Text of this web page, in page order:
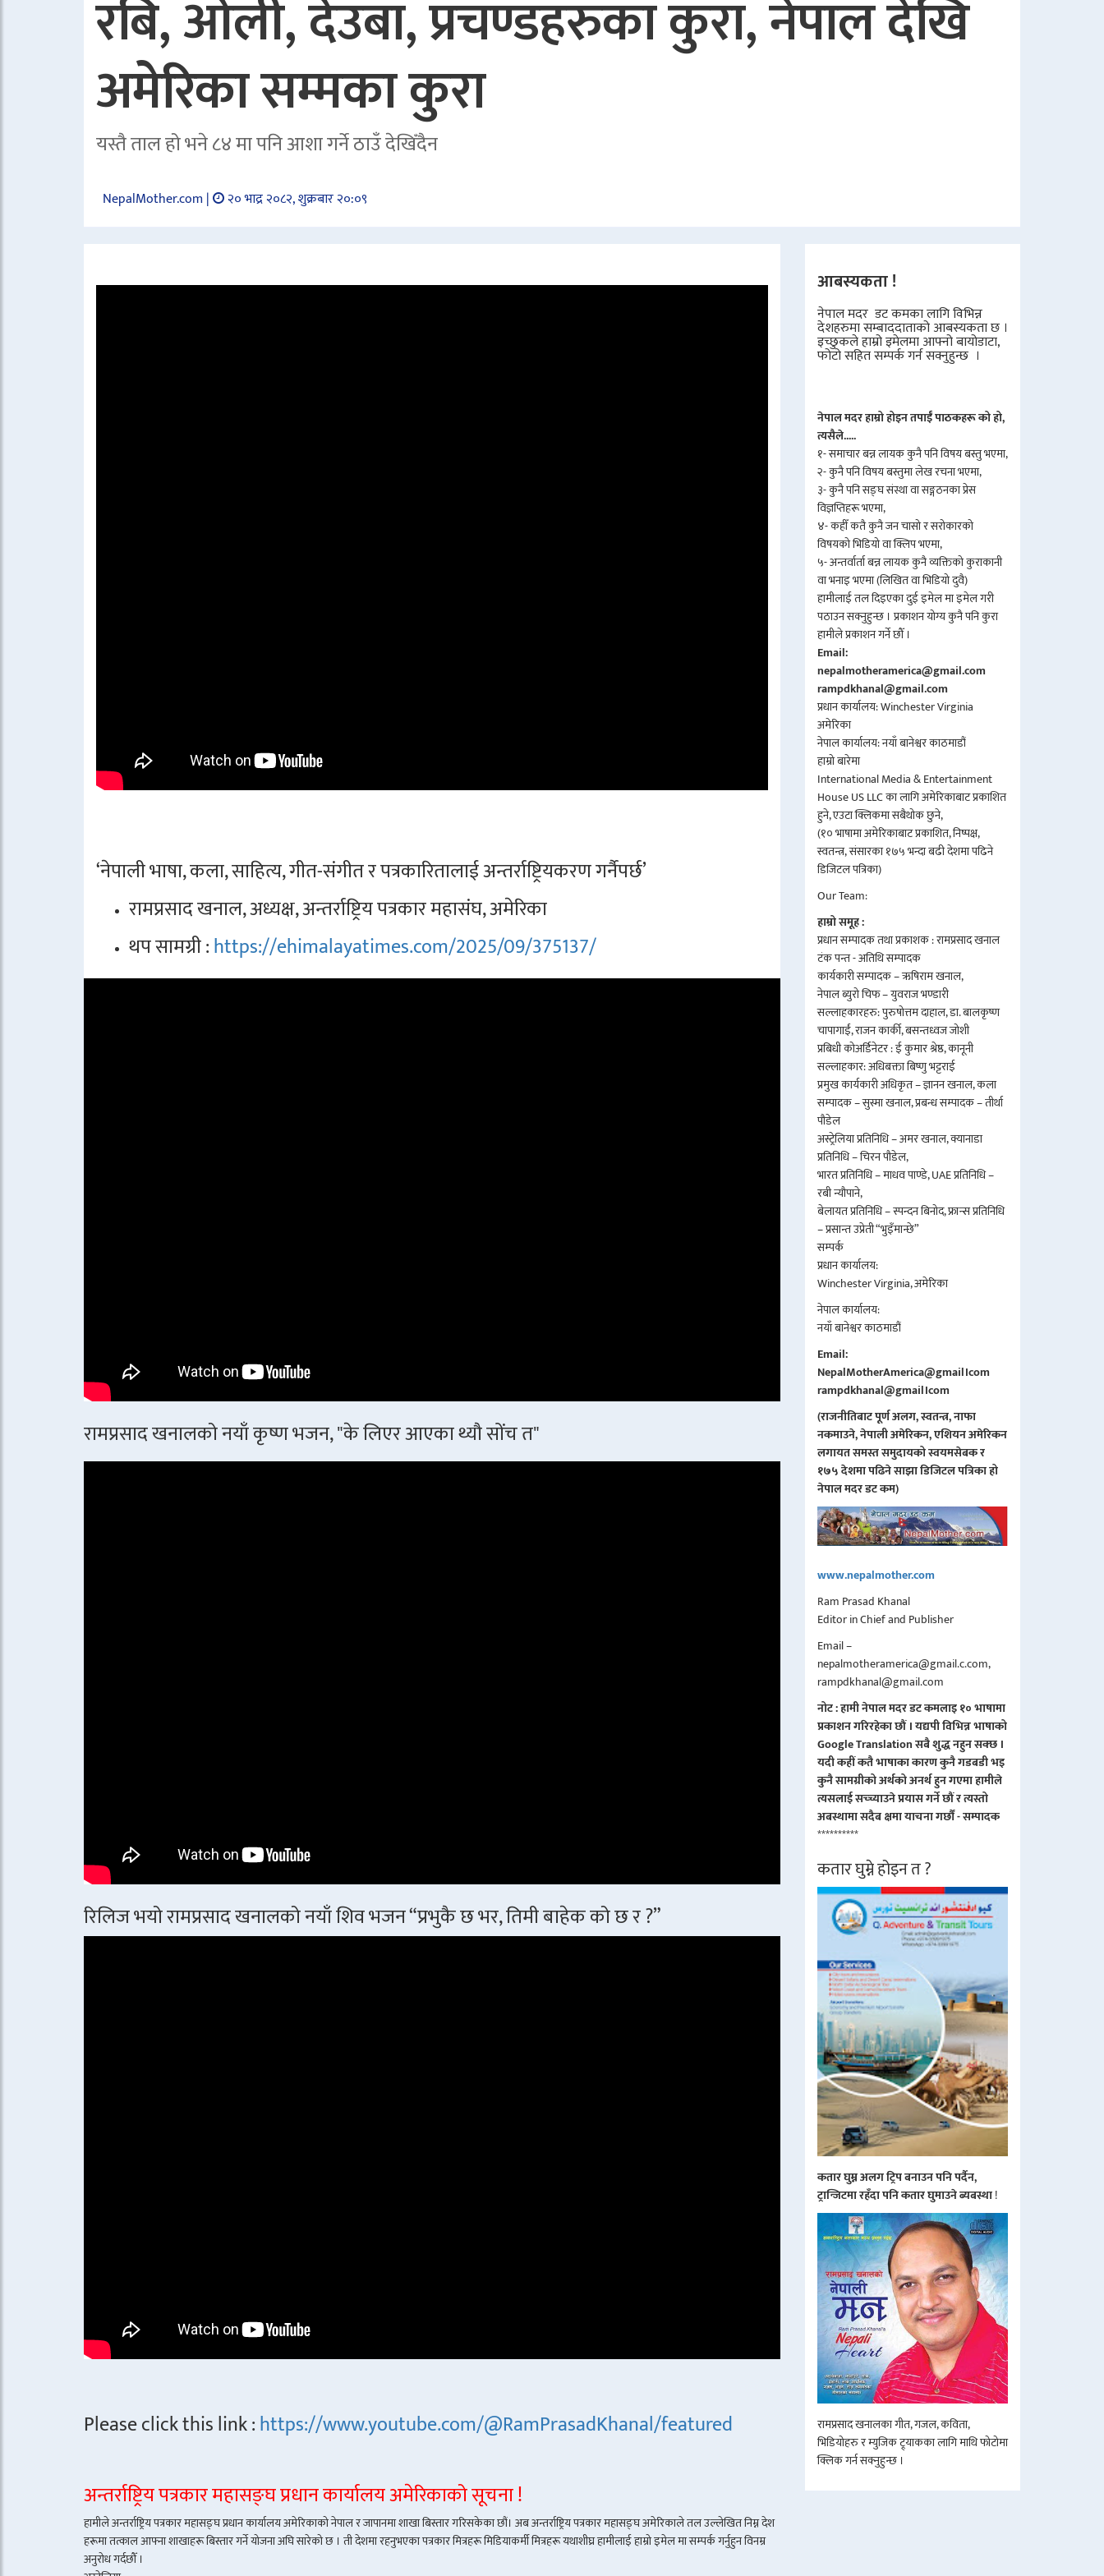
रबि, ओली, देउबा, प्रचण्डहरुका कुरा, नेपाल देखि
अमेरिका सम्मका कुरा
यस्तै ताल हो भने ८४ मा पनि आशा गर्ने ठाउँ देखिँदैन
NepalMother.com | २० भाद्र २०८२, शुक्रबार २०:०९
‘नेपाली भाषा, कला, साहित्य, गीत-संगीत र पत्रकारितालाई अन्तर्राष्ट्रियकरण गर्नैपर्छ’
रामप्रसाद खनाल, अध्यक्ष, अन्तर्राष्ट्रिय पत्रकार महासंघ, अमेरिका
थप सामग्री :https://ehimalayatimes.com/2025/09/375137/
रामप्रसाद खनालको नयाँ कृष्ण भजन, "के लिएर आएका थ्यौ सोंच त"
रिलिज भयो रामप्रसाद खनालको नयाँ शिव भजन “प्रभुकै छ भर, तिमी बाहेक को छ र ?”
Please click this link :https://www.youtube.com/@RamPrasadKhanal/featured
अन्तर्राष्ट्रिय पत्रकार महासङ्घ प्रधान कार्यालय अमेरिकाको सूचना !
हामीले अन्तर्राष्ट्रिय पत्रकार महासङ्घ प्रधान कार्यालय अमेरिकाको नेपाल र जापानमा शाखा बिस्तार गरिसकेका छौं। अब अन्तर्राष्ट्रिय पत्रकार महासङ्घ अमेरिकाले तल उल्लेखित निम्न देश
हरूमा तत्काल आफ्ना शाखाहरू बिस्तार गर्ने योजना अघि सारेको छ । ती देशमा रहनुभएका पत्रकार मित्रहरू मिडियाकर्मी मित्रहरू यथाशीघ्र हामीलाई हाम्रो इमेल मा सम्पर्क गर्नुहुन विनम्र
अनुरोध गर्दछौँ ।
आबस्यकता !
नेपाल मदर डट कमका लागि विभिन्न
देशहरुमा सम्बाददाताको आबस्यकता छ ।
इच्छुकले हाम्रो इमेलमा आफ्नो बायोडाटा,
फोटो सहित सम्पर्क गर्न सक्नुहुन्छ ।
नेपाल मदर हाम्रो होइन तपाईँ पाठकहरू को हो,
त्यसैले.....
१- समाचार बन्न लायक कुनै पनि विषय बस्तु भएमा,
२- कुनै पनि विषय बस्तुमा लेख रचना भएमा,
३- कुनै पनि सङ्घ संस्था वा सङ्गठनका प्रेस
विज्ञप्तिहरू भएमा,
४- कहीँ कतै कुनै जन चासो र सरोकारको
विषयको भिडियो वा क्लिप भएमा,
५- अन्तर्वार्ता बन्न लायक कुनै व्यक्तिको कुराकानी
वा भनाइ भएमा (लिखित वा भिडियो दुवै)
हामीलाई तल दिइएका दुई इमेल मा इमेल गरी
पठाउन सक्नुहुन्छ । प्रकाशन योग्य कुनै पनि कुरा
हामीले प्रकाशन गर्ने छौँ ।
Email:
nepalmotheramerica@gmail.com
rampdkhanal@gmail.com
प्रधान कार्यालय: Winchester Virginia
अमेरिका
नेपाल कार्यालय: नयाँ बानेश्वर काठमाडौं
हाम्रो बारेमा
International Media & Entertainment
House US LLC का लागि अमेरिकाबाट प्रकाशित
हुने, एउटा क्लिकमा सबैथोक छुने,
(१० भाषामा अमेरिकाबाट प्रकाशित, निष्पक्ष,
स्वतन्त्र, संसारका १७५ भन्दा बढी देशमा पढिने
डिजिटल पत्रिका)
Our Team:
हाम्रो समूह :
प्रधान सम्पादक तथा प्रकाशक : रामप्रसाद खनाल
टंक पन्त - अतिथि सम्पादक
कार्यकारी सम्पादक – ऋषिराम खनाल,
नेपाल ब्युरो चिफ – युवराज भण्डारी
सल्लाहकारहरु: पुरुषोत्तम दाहाल, डा. बालकृष्ण
चापागाईं, राजन कार्की, बसन्तध्वज जोशी
प्रबिधी कोअर्डिनेटर : ई कुमार श्रेष्ठ, कानूनी
सल्लाहकार: अधिबक्ता बिष्णु भट्टराई
प्रमुख कार्यकारी अधिकृत – ज्ञानन खनाल, कला
सम्पादक – सुस्मा खनाल, प्रबन्ध सम्पादक – तीर्था
पौडेल
अस्ट्रेलिया प्रतिनिधि – अमर खनाल, क्यानाडा
प्रतिनिधि – चिरन पौडेल,
भारत प्रतिनिधि – माधव पाण्डे, UAE प्रतिनिधि –
रबी न्यौपाने,
बेलायत प्रतिनिधि – स्पन्दन बिनोद, फ्रान्स प्रतिनिधि
– प्रसान्त उप्रेती “भुइँमान्छे”
सम्पर्क
प्रधान कार्यालय:
Winchester Virginia, अमेरिका
नेपाल कार्यालय:
नयाँ बानेश्वर काठमाडौं
Email:
NepalMotherAmerica@gmail।com
rampdkhanal@gmail।com
(राजनीतिबाट पूर्ण अलग, स्वतन्त्र, नाफा
नकमाउने, नेपाली अमेरिकन, एशियन अमेरिकन
लगायत समस्त समुदायको स्वयमसेबक र
१७५ देशमा पढिने साझा डिजिटल पत्रिका हो
नेपाल मदर डट कम)
www.nepalmother.com
Ram Prasad Khanal
Editor in Chief and Publisher
Email –
nepalmotheramerica@gmail.c.com,
rampdkhanal@gmail.com
नोट : हामी नेपाल मदर डट कमलाइ १० भाषामा
प्रकाशन गरिरहेका छौं । यद्यपी विभिन्न भाषाको
Google Translation सबै शुद्ध नहुन सक्छ ।
यदी कहीं कतै भाषाका कारण कुनै गडबडी भइ
कुनै सामग्रीको अर्थको अनर्थ हुन गएमा हामीले
त्यसलाई सच्च्याउने प्रयास गर्ने छौं र त्यस्तो
अबस्थामा सदैब क्षमा याचना गर्छौं - सम्पादक
**********
कतार घुम्ने होइन त ?
कतार घुम्न अलग ट्रिप बनाउन पनि पर्दैन,
ट्रान्जिटमा रहँदा पनि कतार घुमाउने ब्यबस्था!
रामप्रसाद खनालका गीत, गजल, कविता,
भिडियोहरु र म्युजिक ट्र्याकका लागि माथि फोटोमा
क्लिक गर्न सक्नुहुन्छ ।